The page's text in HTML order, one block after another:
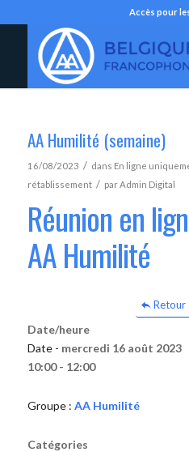
Accès pour
AA Humilité (semaine)
16/08/2023 / dans En ligne
rétablissement / parAdmin Digital
Réunion en
AA Humilité
Retour
Date/heure
Date - mercredi 16 août 2023
10:00 - 12:00
Groupe : AA Humilité
Catégories